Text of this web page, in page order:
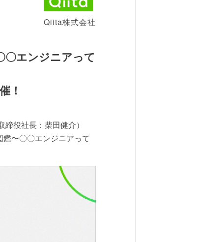
Qiita株式会社
〇エンジニアって
！
役社長：柴田健介）
〜〇〇エンジニアって